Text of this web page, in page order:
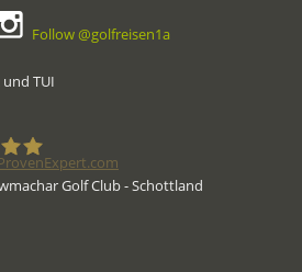
Follow @golfreisen1a
und TUI
Golf Club - Schottland